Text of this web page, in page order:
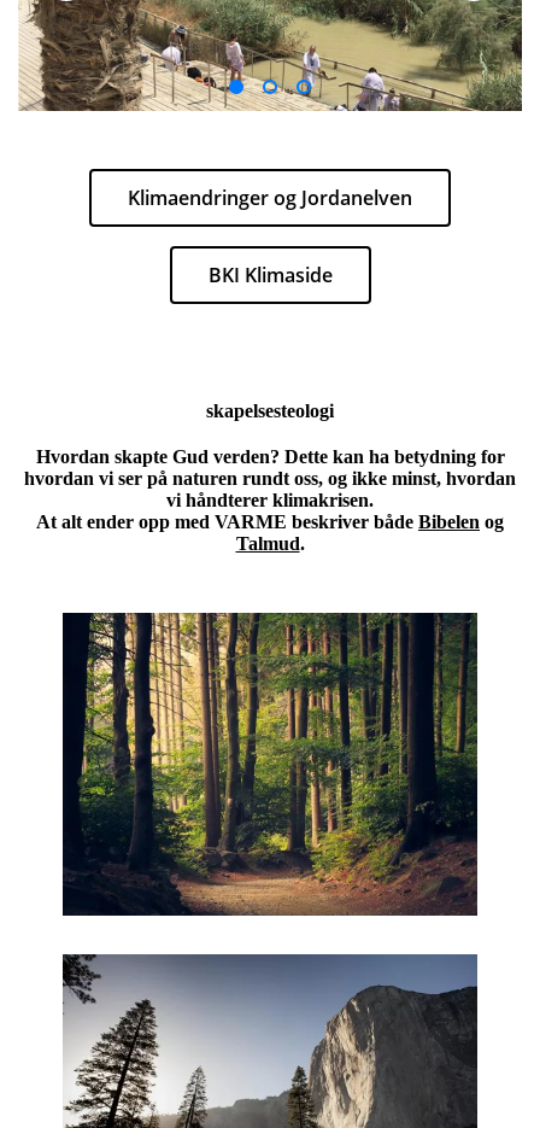
Klimaendringer og Jordanelven
BKI Klimaside
skapelsesteologi
Hvordan skapte Gud verden? Dette kan ha betydning for
hvordan vi ser på naturen rundt oss, og ikke minst, hvordan
vi håndterer klimakrisen.
At alt ender opp med VARME beskriver både Bibelen og
Talmud.